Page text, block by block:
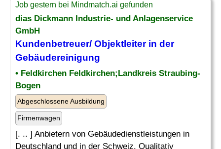
Job gestern bei Mindmatch.ai gefunden
dias Dickmann Industrie- und Anlagenservice
GmbH
Kundenbetreuer/ Objektleiter in der
Gebäudereinigung
• Feldkirchen Feldkirchen;Landkreis Straubing-
Bogen
Abgeschlossene Ausbildung
Firmenwagen
[. .. ] Anbietern von Gebäudedienstleistungen in
Deutschland und in der Schweiz. Qualitativ